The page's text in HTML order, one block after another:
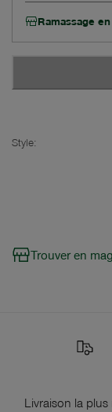
Ramassage
Style:
Trouver en
Livraison la plus